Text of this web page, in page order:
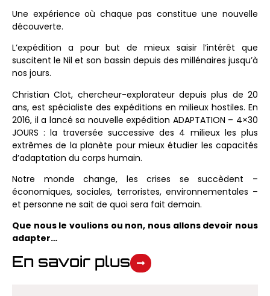
Une expérience où chaque pas constitue une nouvelle
découverte.
L’expédition a pour but de mieux saisir l’intérêt que
suscitent le Nil et son bassin depuis des millénaires jusqu’à
nos jours.
Christian Clot, chercheur-explorateur depuis plus de 20
ans, est spécialiste des expéditions en milieux hostiles. En
2016, il a lancé sa nouvelle expédition ADAPTATION – 4×30
JOURS : la traversée successive des 4 milieux les plus
extrêmes de la planète pour mieux étudier les capacités
d’adaptation du corps humain.
Notre monde change, les crises se succèdent –
économiques, sociales, terroristes, environnementales –
et personne ne sait de quoi sera fait demain.
Que nous le voulions ou non, nous allons devoir nous
adapter…
En savoir plus